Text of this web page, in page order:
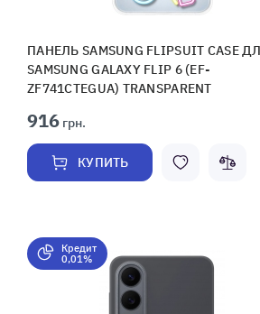
ПАНЕЛЬ SAMSUNG FLIPSUIT CASE
SAMSUNG GALAXY FLIP 6 (EF-
ZF741CTEGUA) TRANSPARENT
916 грн.
КУПИТЬ
Кредит
0,01%